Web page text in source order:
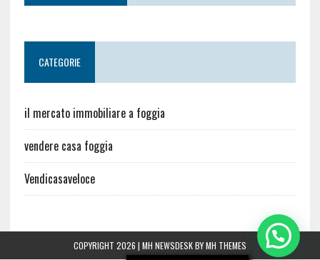
CATEGORIE
il mercato immobiliare a foggia
vendere casa foggia
Vendicasaveloce
COPYRIGHT 2026 | MH NEWSDESK BYMH THEMES